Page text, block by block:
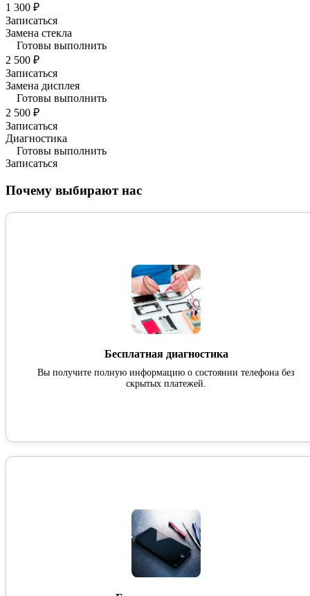
1 300 ₽
Записаться
Замена стекла
Готовы выполнить
2 500 ₽
Записаться
Замена дисплея
Готовы выполнить
2 500 ₽
Записаться
Диагностика
Готовы выполнить
Записаться
Почему выбирают нас
Бесплатная диагностика
Вы получите полную информацию о состоянии телефона без
скрытых платежей.